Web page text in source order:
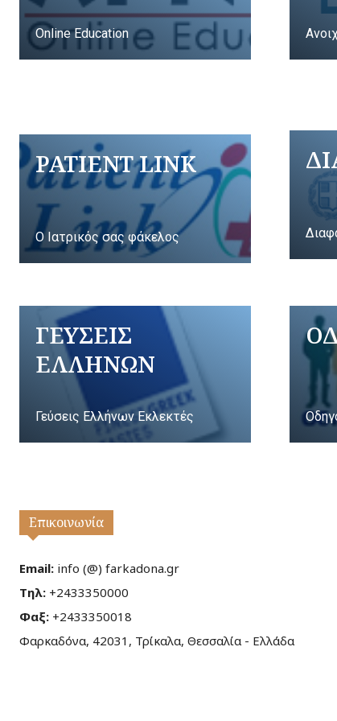
Online Education
PATIENT LINK
Ο Ιατρικός σας φάκελος
ΓΕΥΣΕΙΣ
ΕΛΛΗΝΩΝ
Γεύσεις Ελλήνων Εκλεκτές
Επικοινωνία
Email: info (@) farkadona.gr
Τηλ: +2433350000
Φαξ: +2433350018
Φαρκαδόνα, 42031, Τρίκαλα, Θεσσαλία - Ελλάδα